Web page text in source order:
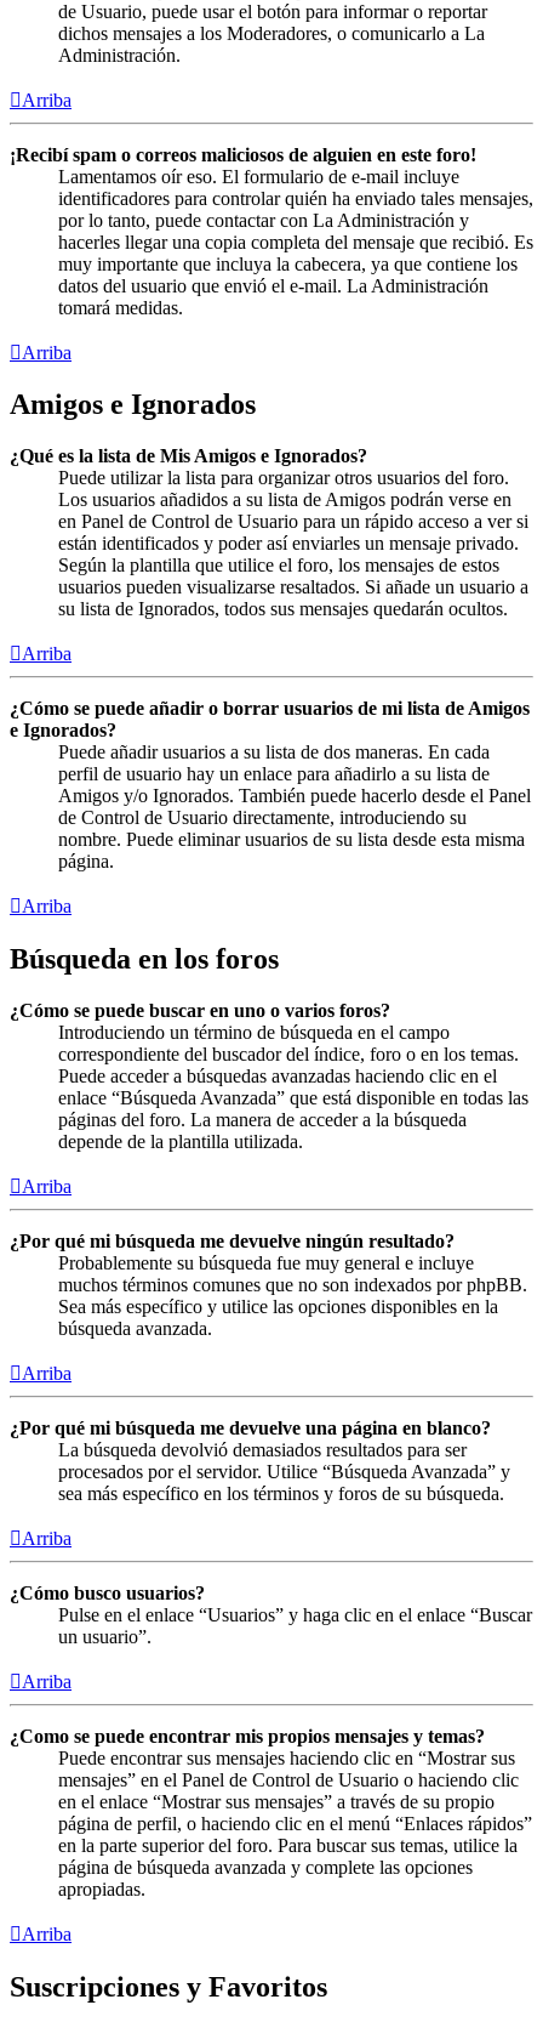
de Usuario, puede usar el botón para informar o reportar
dichos mensajes a los Moderadores, o comunicarlo a La
Administración.
Arriba
¡Recibí spam o correos maliciosos de alguien en este foro!
Lamentamos oír eso. El formulario de e-mail incluye
identificadores para controlar quién ha enviado tales mensajes,
por lo tanto, puede contactar con La Administración y
hacerles llegar una copia completa del mensaje que recibió. Es
muy importante que incluya la cabecera, ya que contiene los
datos del usuario que envió el e-mail. La Administración
tomará medidas.
Arriba
Amigos e Ignorados
¿Qué es la lista de Mis Amigos e Ignorados?
Puede utilizar la lista para organizar otros usuarios del foro.
Los usuarios añadidos a su lista de Amigos podrán verse en
en Panel de Control de Usuario para un rápido acceso a ver si
están identificados y poder así enviarles un mensaje privado.
Según la plantilla que utilice el foro, los mensajes de estos
usuarios pueden visualizarse resaltados. Si añade un usuario a
su lista de Ignorados, todos sus mensajes quedarán ocultos.
Arriba
¿Cómo se puede añadir o borrar usuarios de mi lista de Amigos
e Ignorados?
Puede añadir usuarios a su lista de dos maneras. En cada
perfil de usuario hay un enlace para añadirlo a su lista de
Amigos y/o Ignorados. También puede hacerlo desde el Panel
de Control de Usuario directamente, introduciendo su
nombre. Puede eliminar usuarios de su lista desde esta misma
página.
Arriba
Búsqueda en los foros
¿Cómo se puede buscar en uno o varios foros?
Introduciendo un término de búsqueda en el campo
correspondiente del buscador del índice, foro o en los temas.
Puede acceder a búsquedas avanzadas haciendo clic en el
enlace “Búsqueda Avanzada” que está disponible en todas las
páginas del foro. La manera de acceder a la búsqueda
depende de la plantilla utilizada.
Arriba
¿Por qué mi búsqueda me devuelve ningún resultado?
Probablemente su búsqueda fue muy general e incluye
muchos términos comunes que no son indexados por phpBB.
Sea más específico y utilice las opciones disponibles en la
búsqueda avanzada.
Arriba
¿Por qué mi búsqueda me devuelve una página en blanco?
La búsqueda devolvió demasiados resultados para ser
procesados por el servidor. Utilice “Búsqueda Avanzada” y
sea más específico en los términos y foros de su búsqueda.
Arriba
¿Cómo busco usuarios?
Pulse en el enlace “Usuarios” y haga clic en el enlace “Buscar
un usuario”.
Arriba
¿Como se puede encontrar mis propios mensajes y temas?
Puede encontrar sus mensajes haciendo clic en “Mostrar sus
mensajes” en el Panel de Control de Usuario o haciendo clic
en el enlace “Mostrar sus mensajes” a través de su propio
página de perfil, o haciendo clic en el menú “Enlaces rápidos”
en la parte superior del foro. Para buscar sus temas, utilice la
página de búsqueda avanzada y complete las opciones
apropiadas.
Arriba
Suscripciones y Favoritos